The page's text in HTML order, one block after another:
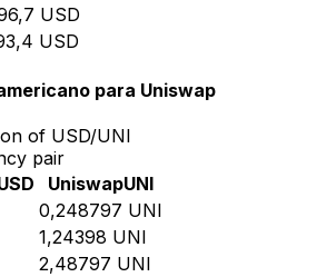
USD
USD
para Uniswap
of USD/UNI
pair
UniswapUNI
0,248797 UNI
1,24398 UNI
2,48797 UNI